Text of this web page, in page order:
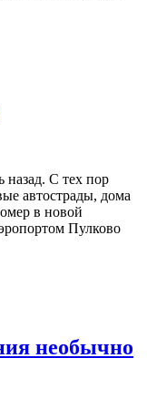
назад. С тех пор
автострады, дома
в новой
Пулково
необычно